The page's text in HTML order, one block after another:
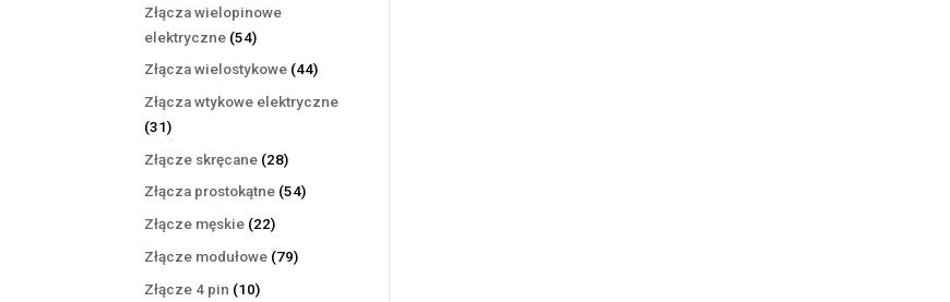
Złącza wielopinowe
elektryczne 5454
produkty
Złącza wielostykowe 4444
Złącza wtykowe elektryczne
3131
produktów
Złącze skręcane 2828
produktów
Złącza prostokątne 5454
Złącze męskie 2222
produkty
Złącze modułowe 7979
Złącze 4 pin 1010